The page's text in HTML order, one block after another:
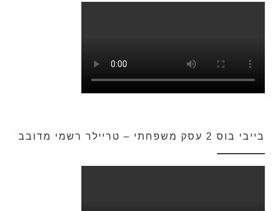
בייבי בוס 2 עסק משפחתי – טריילר רשמי מדובב